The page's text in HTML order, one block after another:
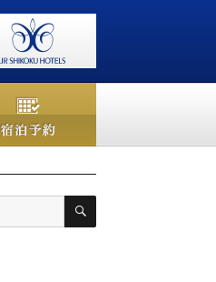
宿泊予約
検